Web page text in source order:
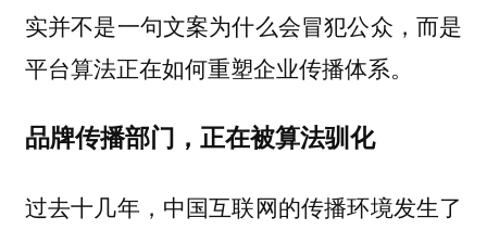
实并不是一句文案为什么会冒犯公众，而是
平台算法正在如何重塑企业传播体系。
品牌传播部门，正在被算法驯化
过去十几年，中国互联网的传播环境发生了